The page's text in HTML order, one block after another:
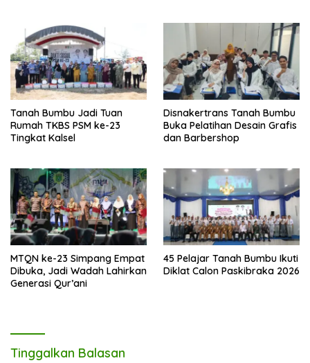
Tanah Bumbu Jadi Tuan
Rumah TKBS PSM ke-23
Tingkat Kalsel
Disnakertrans Tanah Bumbu
Buka Pelatihan Desain Grafis
dan Barbershop
MTQN ke-23 Simpang Empat
Dibuka, Jadi Wadah Lahirkan
Generasi Qur’ani
45 Pelajar Tanah Bumbu Ikuti
Diklat Calon Paskibraka 2026
Tinggalkan Balasan